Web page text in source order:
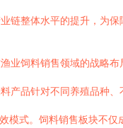
整体水平的提升，为保
业饲料销售领域的战略
产品针对不同养殖品种
模式。饲料销售板块不